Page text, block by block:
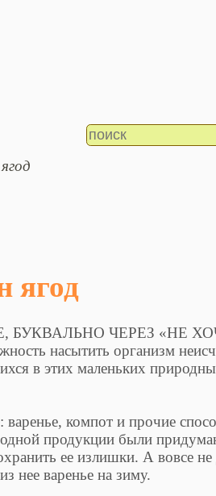
ягод
ЧЕРЕЗ «НЕ
насытить организм
в этих маленьких
компот и прочие
продукции были
ее излишки. А вовсе не
нее варенье на зиму.